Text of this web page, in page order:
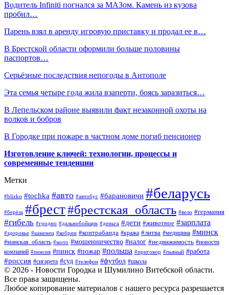
Водитель Infiniti погнался за МАЗом. Камень из кузова
пробил…
Парень взял в аренду игровую приставку и продал ее в…
В Брестской области оформили больше половины
паспортов…
Серьёзные последствия непогоды в Антополе
Эта семья четыре года жила взаперти, боясь заразиться…
В Лепельском районе выявили факт незаконной охоты на
волков и бобров
В Городке при пожаре в частном доме погиб пенсионер
Изготовление ключей: технологии, процессы и
современные тенденции
Метки
#blizko #tochka #авто #автобус #барановичи #беларусь
#берёза #брест#брестская_область #вело #германия
#гибель #гродно #дальнобойщик #деньга #дети #животное #зарплата
#здоровье #каменец #кобрин #контрабанда #кража #литва #медицина #минск
#минская_область #мото #мошенничество #налог #недвижимость #новости
компаний #пенсия #пинск #пожар #польша #приговор #пьяный #работа
#россия #сигарета #суд #телефон #футбол #школа
© 2026 - Новости Городка и Шумилино Витебской области.
Все права защищены.
Любое копирование материалов с нашего ресурса разрешается